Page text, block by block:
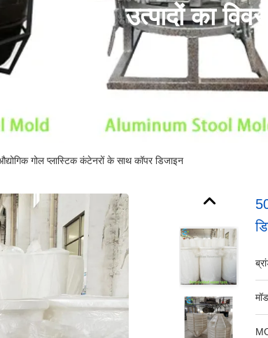
उत्पादों का विवरण
गोल प्लास्टिक कंटेनरों के साथ कॉपर डिजाइन